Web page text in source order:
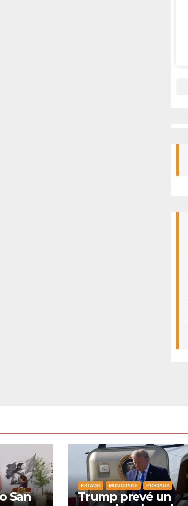
San
ESTADO MUNICIPIOS PORTADA
Trump prevé un